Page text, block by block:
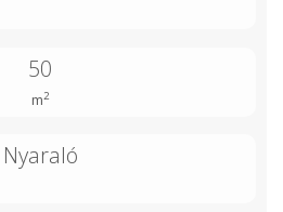
50
m2
Nyaraló